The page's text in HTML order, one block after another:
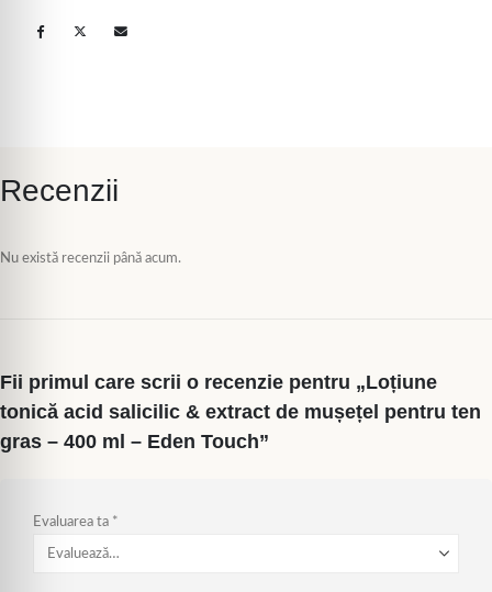
Recenzii
Nu există recenzii până acum.
Fii primul care scrii o recenzie pentru „Loțiune
tonică acid salicilic & extract de mușețel pentru ten
gras – 400 ml – Eden Touch”
Evaluarea ta *